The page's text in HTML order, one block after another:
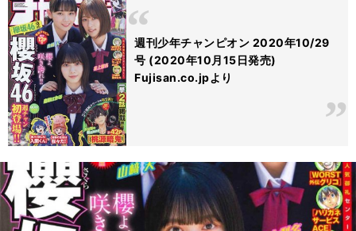
週刊少年チャンピオン 2020年10/29
号 (2020年10月15日発売)
Fujisan.co.jpより